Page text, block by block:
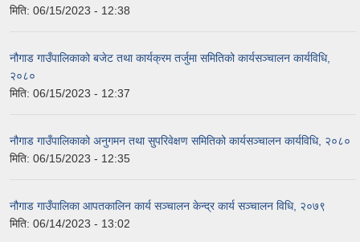
मिति: 06/15/2023 - 12:38
नौगाड गाउँपालिकाको बजेट तथा कार्यक्रम तर्जुमा समितिको कार्यसञ्चालन कार्यविधि,
२०८०
मिति: 06/15/2023 - 12:37
नौगाड गाउँपालिकाको अनुगमन तथा सुपरिवेक्षण समितिको कार्यसञ्चालन कार्यविधि, २०८०
मिति: 06/15/2023 - 12:35
नौगाड गाउँपालिका आपतकालिन कार्य सञ्चालन केन्द्र कार्य सञ्चालन विधि, २०७९
मिति: 06/14/2023 - 13:02